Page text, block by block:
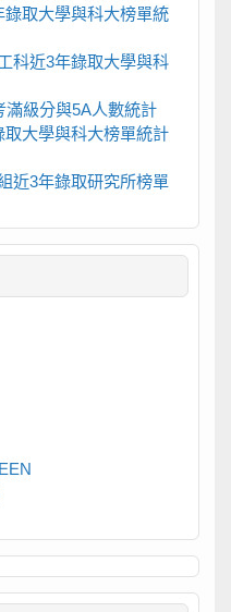
取大學與科大榜單統
科近3年錄取大學與科
滿級分與5A人數統計
大學與科大榜單統計
近3年錄取研究所榜單